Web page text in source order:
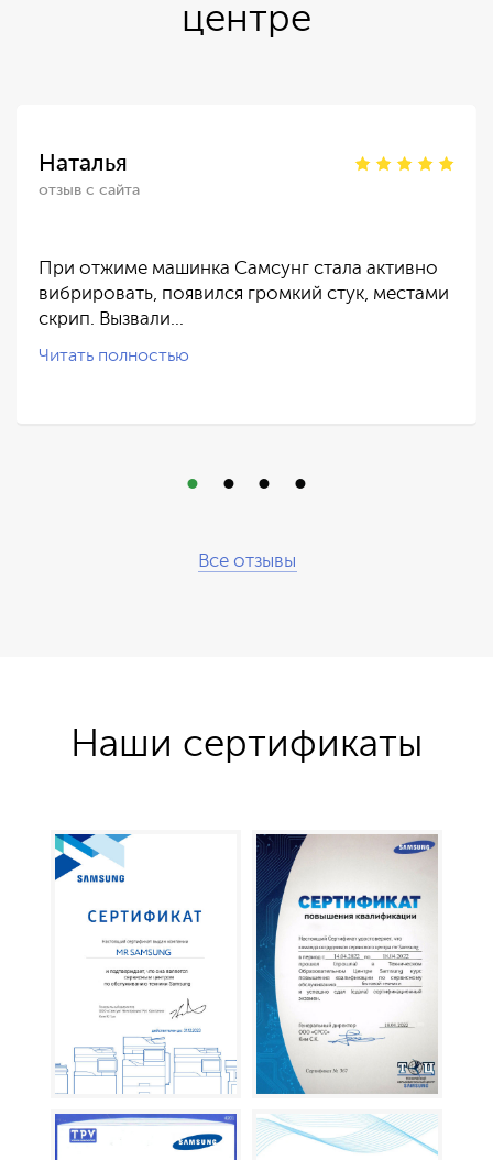
центре
Наталья
отзыв с сайта
При отжиме машинка Самсунг стала активно
вибрировать, появился громкий стук, местами
скрип. Вызвали…
Читать полностью
Все отзывы
Наши сертификаты